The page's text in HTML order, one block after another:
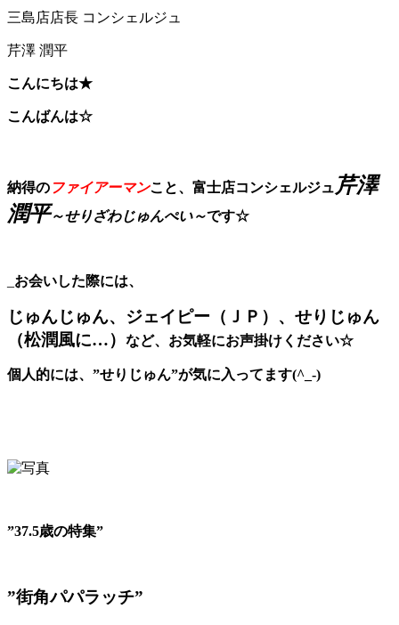
三島店店長 コンシェルジュ
芹澤 潤平
こんにちは★
こんばんは☆
納得の ファイアーマンこと、富士店コンシェルジュ 芹澤
潤平～せりざわじゅんぺい～です☆
お会いした際には、
じゅんじゅん、ジェイピー（ＪＰ）、せりじゅん
（松潤風に…）
など、お気軽にお声掛けください☆
個人的には、”せりじゅん”が気に入ってます(^_-)
”37.5歳の特集”
”街角パパラッチ”